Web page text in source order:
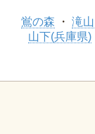
鴬の森 滝山
山下(兵庫県)